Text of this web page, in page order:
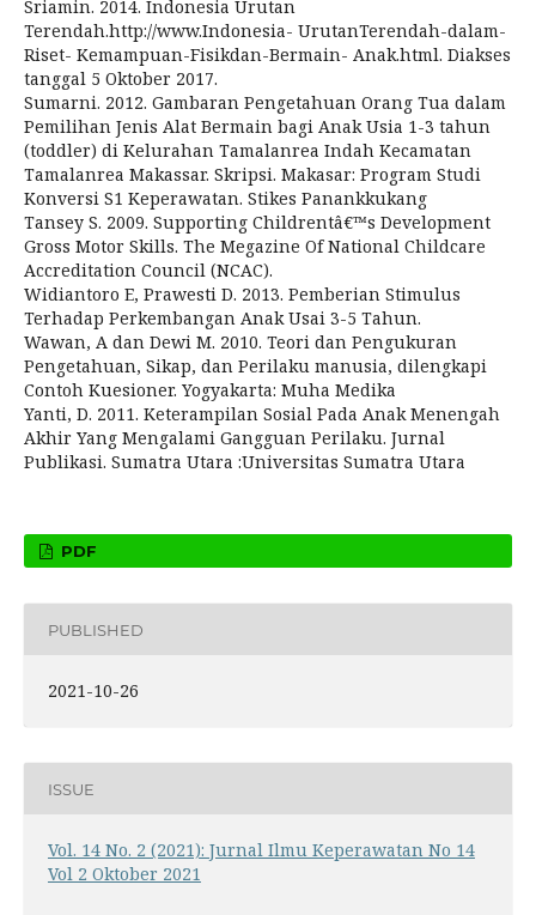
Sriamin. 2014. Indonesia Urutan
Terendah.http://www.Indonesia- UrutanTerendah-dalam-
Riset- Kemampuan-Fisikdan-Bermain- Anak.html. Diakses
tanggal 5 Oktober 2017.
Sumarni. 2012. Gambaran Pengetahuan Orang Tua dalam
Pemilihan Jenis Alat Bermain bagi Anak Usia 1-3 tahun
(toddler) di Kelurahan Tamalanrea Indah Kecamatan
Tamalanrea Makassar. Skripsi. Makasar: Program Studi
Konversi S1 Keperawatan. Stikes Panankkukang
Tansey S. 2009. Supporting Childrentâ€™s Development
Gross Motor Skills. The Megazine Of National Childcare
Accreditation Council (NCAC).
Widiantoro E, Prawesti D. 2013. Pemberian Stimulus
Terhadap Perkembangan Anak Usai 3-5 Tahun.
Wawan, A dan Dewi M. 2010. Teori dan Pengukuran
Pengetahuan, Sikap, dan Perilaku manusia, dilengkapi
Contoh Kuesioner. Yogyakarta: Muha Medika
Yanti, D. 2011. Keterampilan Sosial Pada Anak Menengah
Akhir Yang Mengalami Gangguan Perilaku. Jurnal
Publikasi. Sumatra Utara :Universitas Sumatra Utara
PDF
PUBLISHED
2021-10-26
ISSUE
Vol. 14 No. 2 (2021): Jurnal Ilmu Keperawatan No 14
Vol 2 Oktober 2021